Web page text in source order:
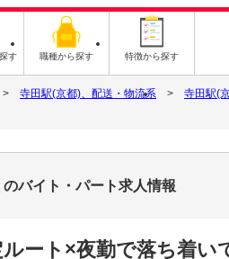
す 職種から探す 特徴から探す
寺田駅(京都)、配送・物流系
寺田駅(
バイト・パート求人情報
ート×夜勤で落ち着い